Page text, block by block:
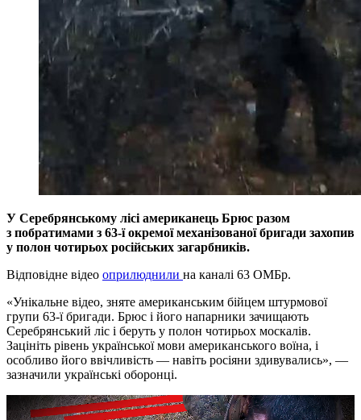
У Серебрянському лісі американець Брюс разом
з побратимами з 63-ї окремої механізованої бригади захопив
у полон чотирьох російських загарбників.
Відповідне відео оприлюднили на каналі 63 ОМБр.
«Унікальне відео, зняте американським бійцем штурмової
групи 63-ї бригади. Брюс і його напарники зачищають
Серебрянський ліс і беруть у полон чотирьох москалів.
Зацініть рівень української мови американського воїна, і
особливо його ввічливість — навіть росіяни здивувались», —
зазначили українські оборонці.